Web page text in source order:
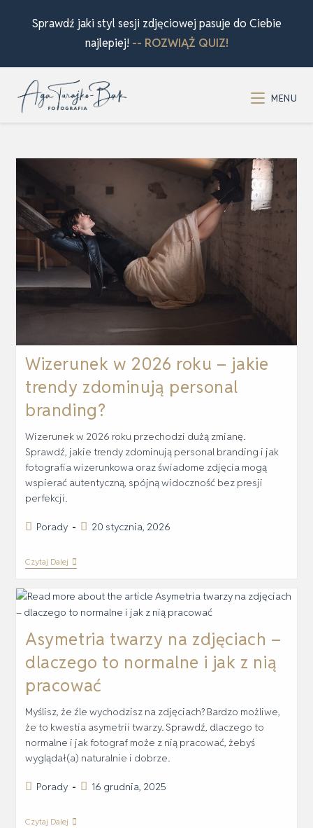
Sprawdź jaki styl sesji zdjęciowej pasuje do Ciebie
najlepiej! -- ROZWIĄŻ QUIZ!
MENU
Wizerunek w 2026 roku – jakie
trendy zdominują personal
branding?
Wizerunek w 2026 roku przechodzi dużą zmianę.
Sprawdź, jakie trendy zdominują personal branding i jak
fotografia wizerunkowa oraz świadome zdjęcia mogą
wspierać autentyczną, spójną widoczność bez presji
perfekcji.
Porady 20 stycznia, 2026
Czytaj Dalej
Asymetria twarzy na zdjęciach –
dlaczego to normalne i jak z nią
pracować
Myślisz, że źle wychodzisz na zdjęciach? Bardzo możliwe,
że to kwestia asymetrii twarzy. Sprawdź, dlaczego to
normalne i jak fotograf może z nią pracować, żebyś
wyglądał(a) naturalnie i dobrze.
Porady 16 grudnia, 2025
Czytaj Dalej